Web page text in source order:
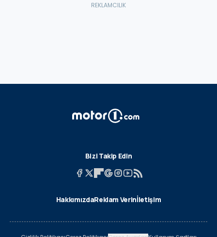
Bizi Takip Edin
HakkımızdaReklam Verinİletişim